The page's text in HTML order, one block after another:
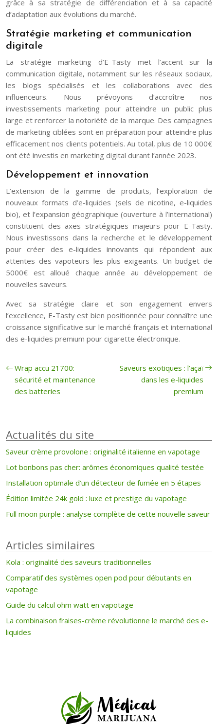
grâce à sa stratégie de différenciation et à sa capacité
d’adaptation aux évolutions du marché.
Stratégie marketing et communication
digitale
La stratégie marketing d’E-Tasty met l’accent sur la
communication digitale, notamment sur les réseaux sociaux,
les blogs spécialisés et les collaborations avec des
influenceurs. Nous prévoyons d’accroître nos
investissements marketing pour atteindre un public plus
large et renforcer la notoriété de la marque. Des campagnes
de marketing ciblées sont en préparation pour atteindre plus
efficacement nos clients potentiels. Au total, plus de 10 000€
ont été investis en marketing digital durant l’année 2023.
Développement et innovation
L’extension de la gamme de produits, l’exploration de
nouveaux formats d’e-liquides (sels de nicotine, e-liquides
bio), et l’expansion géographique (ouverture à l’international)
constituent des axes stratégiques majeurs pour E-Tasty.
Nous investissons dans la recherche et le développement
pour créer des e-liquides innovants qui répondent aux
attentes des vapoteurs les plus exigeants. Un budget de
5000€ est alloué chaque année au développement de
nouvelles saveurs.
Avec sa stratégie claire et son engagement envers
l’excellence, E-Tasty est bien positionnée pour connaître une
croissance significative sur le marché français et international
des e-liquides premium pour cigarette électronique.
Wrap accu 21700:
sécurité et maintenance
des batteries
Saveurs exotiques : l’açaï
dans les e-liquides
premium
Actualités du site
Saveur crème provolone : originalité italienne en vapotage
Lot bonbons pas cher: arômes économiques qualité testée
Installation optimale d’un détecteur de fumée en 5 étapes
Édition limitée 24k gold : luxe et prestige du vapotage
Full moon purple : analyse complète de cette nouvelle saveur
Articles similaires
Kola : originalité des saveurs traditionnelles
Comparatif des systèmes open pod pour débutants en
vapotage
Guide du calcul ohm watt en vapotage
La combinaison fraises-crème révolutionne le marché des e-
liquides